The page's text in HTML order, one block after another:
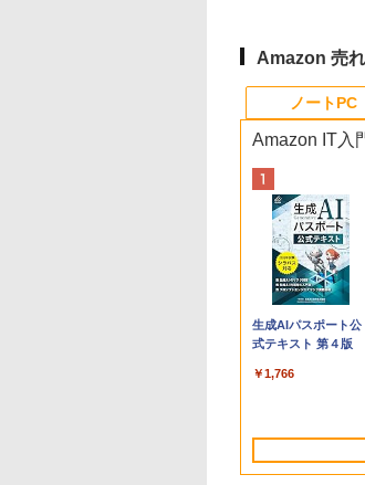
Amazon 売
ノートPC
Apple 2026
MacBook Neo A18
ンチノートブック：
Retinaディスプレ
512GB SSD、1080p
Robloxギフトカード
- 800 Robux 【限定
を含む】 【オンライ
インコード版
Amazon IT入
生成AIパスポート公
式テキスト 第４版
￥1,766